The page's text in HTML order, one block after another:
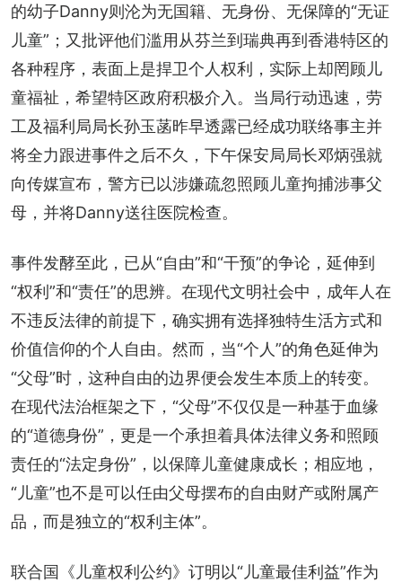
的幼子Danny则沦为无国籍、无身份、无保障的“无证
儿童”；又批评他们滥用从芬兰到瑞典再到香港特区的
各种程序，表面上是捍卫个人权利，实际上却罔顾儿
童福祉，希望特区政府积极介入。当局行动迅速，劳
工及福利局局长孙玉菡昨早透露已经成功联络事主并
将全力跟进事件之后不久，下午保安局局长邓炳强就
向传媒宣布，警方已以涉嫌疏忽照顾儿童拘捕涉事父
母，并将Danny送往医院检查。
事件发酵至此，已从“自由”和“干预”的争论，延伸到
“权利”和“责任”的思辨。在现代文明社会中，成年人在
不违反法律的前提下，确实拥有选择独特生活方式和
价值信仰的个人自由。然而，当“个人”的角色延伸为
“父母”时，这种自由的边界便会发生本质上的转变。
在现代法治框架之下，“父母”不仅仅是一种基于血缘
的“道德身份”，更是一个承担着具体法律义务和照顾
责任的“法定身份”，以保障儿童健康成长；相应地，
“儿童”也不是可以任由父母摆布的自由财产或附属产
品，而是独立的“权利主体”。
联合国《儿童权利公约》订明以“儿童最佳利益”作为